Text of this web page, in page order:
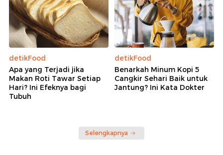
detikFood
Apa yang Terjadi jika
Makan Roti Tawar Setiap
Hari? Ini Efeknya bagi
Tubuh
detikFood
Benarkah Minum Kopi 5
Cangkir Sehari Baik untuk
Jantung? Ini Kata Dokter
Selengkapnya